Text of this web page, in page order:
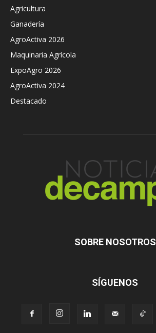
Agricultura
Ganadería
AgroActiva 2026
Maquinaria Agrícola
ExpoAgro 2026
AgroActiva 2024
Destacado
SOBRE NOSOTROS
SÍGUENOS